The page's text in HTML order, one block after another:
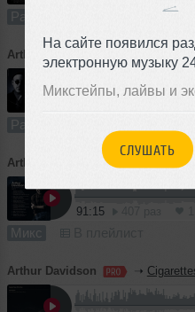
На сайте появился
электронную музыку
Микстейпы, лайвы и
СЛУШАТЬ
Радио-шоу В плейлист
Arthur Davidson Cross Land
Радио-шоу
Arthur Davidson
91:15
Микс
Arthur Davidson ➝ Cigarettes After Sex –